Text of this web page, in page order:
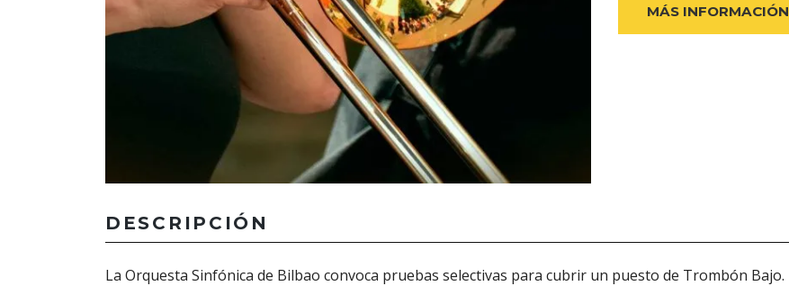
MÁS INFORMACIÓN
DESCRIPCIÓN
La Orquesta Sinfónica de Bilbao convoca pruebas selectivas para cubrir un puesto de Trombón Bajo.